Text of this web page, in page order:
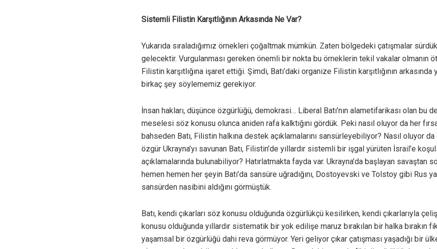
Sistemli Filistin Karşıtlığının Arkasında Ne Var?
Yukarıda sıraladığımız örnekleri çoğaltmak mümkün. Zaten bölgedeki çatışmalar
gelecektir. Vurgulanması gereken önemli bir nokta bu örneklerin tekil vakalar olmanın
Filistin karşıtlığına işaret ettiği. Şimdi, Batı’daki organize Filistin karşıtlığının
birkaç şey söylememiz gerekiyor.
İnsan hakları, düşünce özgürlüğü, demokrasi… Liberal Batı’nın alametifarikası olan bu
meselesi söz konusu olunca aniden rafa kalktığını gördük. Peki nasıl oluyor da her
bahseden Batı, Filistin halkına destek açıklamalarını sansürleyebiliyor? Nasıl oluyor da
özgür Ukrayna’yı savunan Batı, Filistin’de yıllardır sistemli bir işgal yürüten İsrail’e
açıklamalarında bulunabiliyor? Hatırlatmakta fayda var. Ukrayna’da başlayan savaştan
hemen hemen her şeyin Batı’da sansüre uğradığını, Dostoyevski ve Tolstoy gibi Rus
sansürden nasibini aldığını görmüştük.
Batı, kendi çıkarları söz konusu olduğunda özgürlükçü kesilirken, kendi çıkarlarıyla
konusu olduğunda yıllardır sistematik bir yok edilişe maruz bırakılan bir halka bırakın
yaşamsal bir özgürlüğü dahi reva görmüyor. Yeri geliyor çıkar çatışması yaşadığı bir